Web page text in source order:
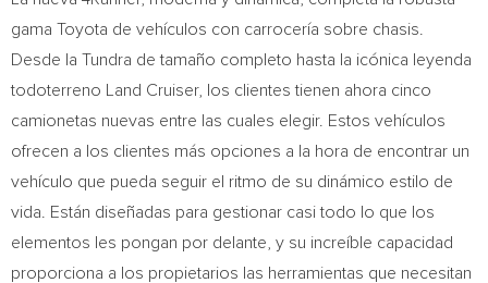
gama Toyota de vehículos con carrocería sobre chasis.
Desde la Tundra de tamaño completo hasta la icónica leyenda
todoterreno Land Cruiser, los clientes tienen ahora cinco
camionetas nuevas entre las cuales elegir. Estos vehículos
ofrecen a los clientes más opciones a la hora de encontrar un
vehículo que pueda seguir el ritmo de su dinámico estilo de
vida. Están diseñadas para gestionar casi todo lo que los
elementos les pongan por delante, y su increíble capacidad
proporciona a los propietarios las herramientas que necesitan